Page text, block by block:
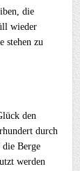
die
wieder
stehen zu
den
durch
die Berge
werden